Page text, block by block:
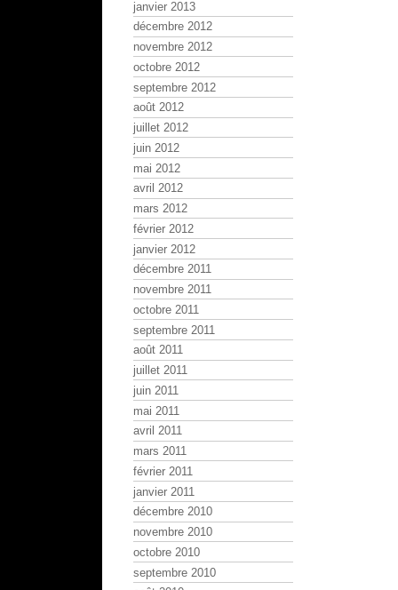
janvier 2013
décembre 2012
novembre 2012
octobre 2012
septembre 2012
août 2012
juillet 2012
juin 2012
mai 2012
avril 2012
mars 2012
février 2012
janvier 2012
décembre 2011
novembre 2011
octobre 2011
septembre 2011
août 2011
juillet 2011
juin 2011
mai 2011
avril 2011
mars 2011
février 2011
janvier 2011
décembre 2010
novembre 2010
octobre 2010
septembre 2010